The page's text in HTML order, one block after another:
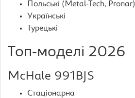
Польські (Metal-Tech, Pronar)
Українські
Турецькі
Топ-моделі 2026
McHale 991BJS
Стаціонарна